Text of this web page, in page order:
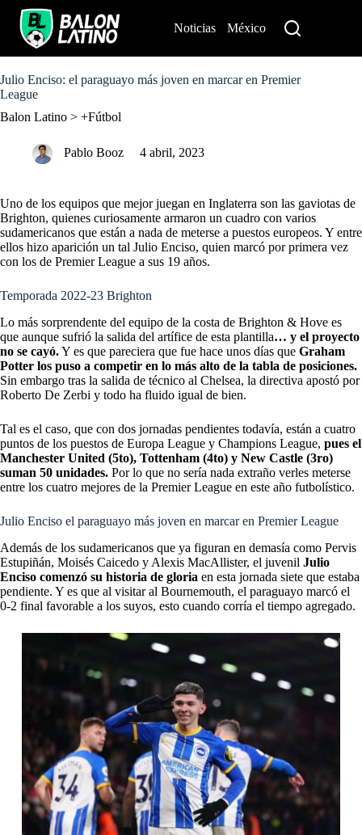
o
c
n
Noticias México
Julio Enciso: el paraguayo más joven en marcar en Premier
League
Balon Latino > +Fútbol
Pablo Booz 4 abril, 2023
Uno de los equipos que mejor juegan en Inglaterra son las gaviotas de
Brighton, quienes curiosamente armaron un cuadro con varios
sudamericanos que están a nada de meterse a puestos europeos. Y entre
ellos hizo aparición un tal Julio Enciso, quien marcó por primera vez
con los de Premier League a sus 19 años.
Temporada 2022-23 Brighton
Lo más sorprendente del equipo de la costa de Brighton & Hove es
que aunque sufrió la salida del artífice de esta plantilla… y el proyecto
no se cayó.Y es que pareciera que fue hace unos días que Graham
Potter los puso a competir en lo más alto de la tabla de posiciones.
Sin embargo tras la salida de técnico al Chelsea, la directiva apostó por
Roberto De Zerbi y todo ha fluido igual de bien.
Tal es el caso, que con dos jornadas pendientes todavía, están a cuatro
puntos de los puestos de Europa League y Champions League, pues el
Manchester United (5to), Tottenham (4to) y New Castle (3ro)
suman 50 unidades. Por lo que no sería nada extraño verles meterse
entre los cuatro mejores de la Premier League en este año futbolístico.
Julio Enciso el paraguayo más joven en marcar en Premier League
Además de los sudamericanos que ya figuran en demasía como Pervis
Estupiñán, Moisés Caicedo y Alexis MacAllister, el juvenil Julio
Enciso comenzó su historia de gloria en esta jornada siete que estaba
pendiente. Y es que al visitar al Bournemouth, el paraguayo marcó el
0-2 final favorable a los suyos, esto cuando corría el tiempo agregado.